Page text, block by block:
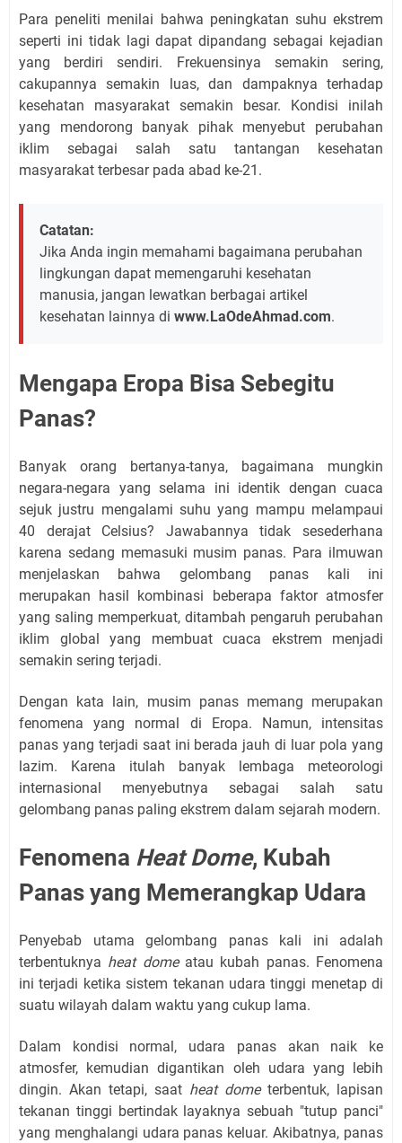
Para peneliti menilai bahwa peningkatan suhu ekstrem
seperti ini tidak lagi dapat dipandang sebagai kejadian
yang berdiri sendiri. Frekuensinya semakin sering,
cakupannya semakin luas, dan dampaknya terhadap
kesehatan masyarakat semakin besar. Kondisi inilah
yang mendorong banyak pihak menyebut perubahan
iklim sebagai salah satu tantangan kesehatan
masyarakat terbesar pada abad ke-21.
Catatan:
Jika Anda ingin memahami bagaimana perubahan
lingkungan dapat memengaruhi kesehatan
manusia, jangan lewatkan berbagai artikel
kesehatan lainnya di www.LaOdeAhmad.com.
Mengapa Eropa Bisa Sebegitu
Panas?
Banyak orang bertanya-tanya, bagaimana mungkin
negara-negara yang selama ini identik dengan cuaca
sejuk justru mengalami suhu yang mampu melampaui
40 derajat Celsius? Jawabannya tidak sesederhana
karena sedang memasuki musim panas. Para ilmuwan
menjelaskan bahwa gelombang panas kali ini
merupakan hasil kombinasi beberapa faktor atmosfer
yang saling memperkuat, ditambah pengaruh perubahan
iklim global yang membuat cuaca ekstrem menjadi
semakin sering terjadi.
Dengan kata lain, musim panas memang merupakan
fenomena yang normal di Eropa. Namun, intensitas
panas yang terjadi saat ini berada jauh di luar pola yang
lazim. Karena itulah banyak lembaga meteorologi
internasional menyebutnya sebagai salah satu
gelombang panas paling ekstrem dalam sejarah modern.
Fenomena Heat Dome, Kubah
Panas yang Memerangkap Udara
Penyebab utama gelombang panas kali ini adalah
terbentuknya heat domeatau kubah panas. Fenomena
ini terjadi ketika sistem tekanan udara tinggi menetap di
suatu wilayah dalam waktu yang cukup lama.
Dalam kondisi normal, udara panas akan naik ke
atmosfer, kemudian digantikan oleh udara yang lebih
dingin. Akan tetapi, saat heat dometerbentuk, lapisan
tekanan tinggi bertindak layaknya sebuah "tutup panci"
yang menghalangi udara panas keluar. Akibatnya, panas